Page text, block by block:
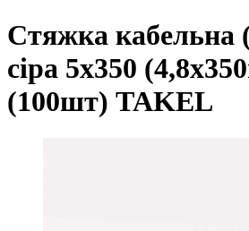
Стяжка кабельна
сіра 5х350
(100шт) TAKEL